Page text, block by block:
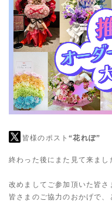
皆様のポスト“花れぽ”
終わった後にまた見て来まし
改めましてご参加頂いた皆さ
皆さまのご協力のおかげで